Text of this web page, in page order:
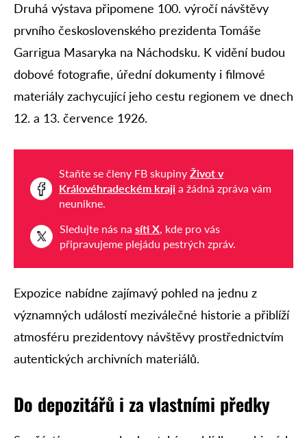
Druhá výstava připomene 100. výročí návštěvy
prvního československého prezidenta Tomáše
Garrigua Masaryka na Náchodsku. K vidění budou
dobové fotografie, úřední dokumenty i filmové
materiály zachycující jeho cestu regionem ve dnech
12. a 13. července 1926.
Staňte se členy FB skupiny Život v
Královéhradeckém kraji a žádná zpráva vám
neunikne.
Sledujte nás na síti X, kde pro vás
připravujeme plejádu pestrých zpráv.
Expozice nabídne zajímavý pohled na jednu z
významných událostí meziválečné historie a přiblíží
atmosféru prezidentovy návštěvy prostřednictvím
autentických archivních materiálů.
Do depozitářů i za vlastními předky